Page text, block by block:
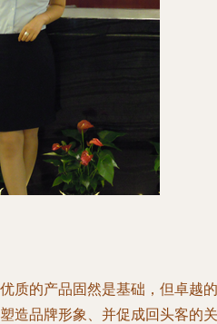
质的产品固然是基础，但卓越的
造品牌形象、并促成回头客的关